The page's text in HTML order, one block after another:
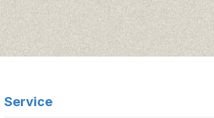
Service